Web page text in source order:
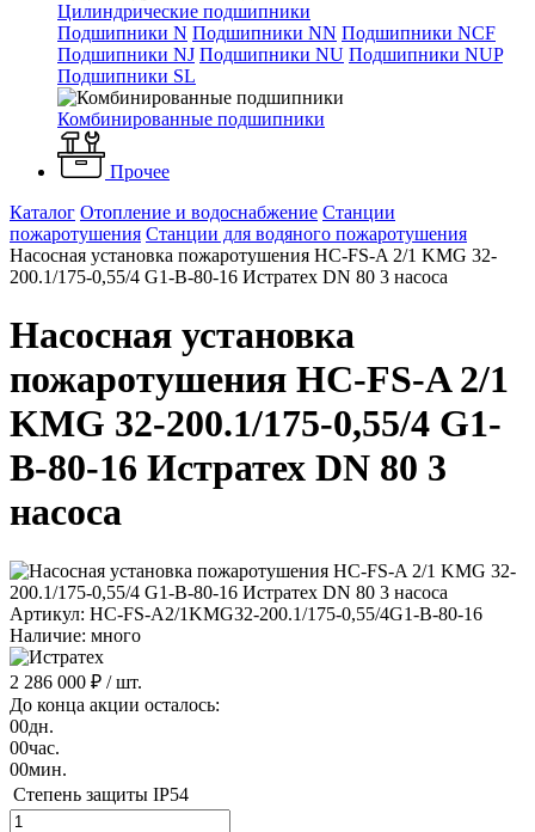
Цилиндрические подшипники
Подшипники N Подшипники NN Подшипники NCF
Подшипники NJ Подшипники NU Подшипники NUP
Подшипники SL
Комбинированные подшипники
Прочее
Каталог Отопление и водоснабжение Станции
пожаротушения Станции для водяного пожаротушения
Насосная установка пожаротушения HC-FS-A 2/1 KMG 32-
200.1/175-0,55/4 G1-B-80-16 Истратех DN 80 3 насоса
Насосная установка
пожаротушения HC-FS-A 2/1
KMG 32-200.1/175-0,55/4 G1-
B-80-16 Истратех DN 80 3
насоса
Артикул: HC-FS-A2/1KMG32-200.1/175-0,55/4G1-B-80-16
Наличие: много
2 286 000 ₽ / шт.
До конца акции осталось:
00дн.
00час.
00мин.
Степень защиты IP54